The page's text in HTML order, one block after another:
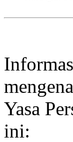
Yasa
ini: